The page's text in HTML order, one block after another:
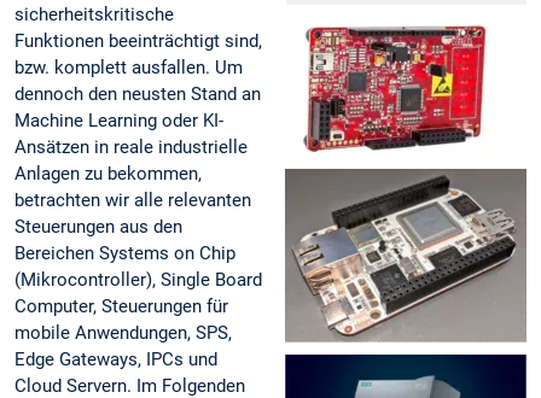
sicherheitskritische
Funktionen beeinträchtigt sind,
bzw. komplett ausfallen. Um
dennoch den neusten Stand an
Machine Learning oder KI-
Ansätzen in reale industrielle
Anlagen zu bekommen,
betrachten wir alle relevanten
Steuerungen aus den
Bereichen Systems on Chip
(Mikrocontroller), Single Board
Computer, Steuerungen für
mobile Anwendungen, SPS,
Edge Gateways, IPCs und
Cloud Servern. Im Folgenden